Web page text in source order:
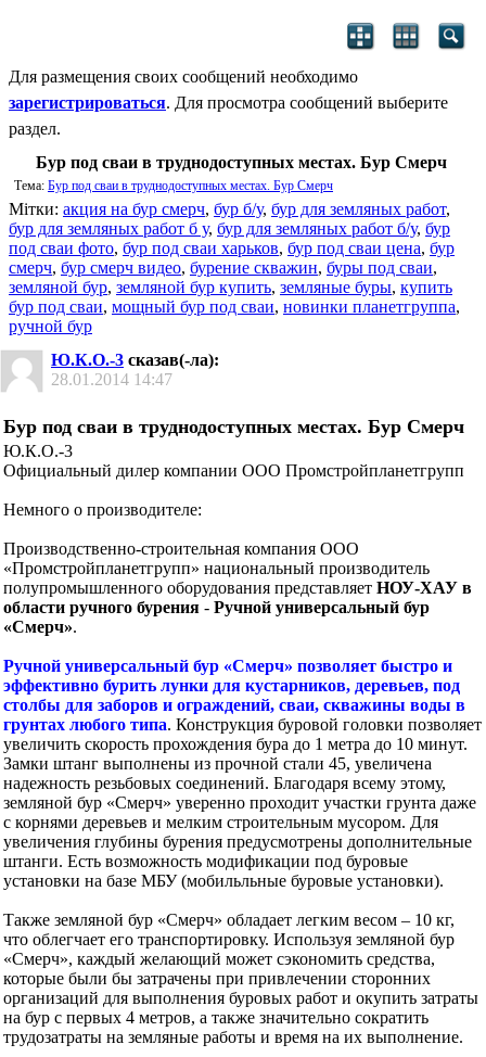
Для размещения своих сообщений необходимо
зарегистрироваться. Для просмотра сообщений выберите
раздел.
Бур под сваи в труднодоступных местах. Бур Смерч
Тема: Бур под сваи в труднодоступных местах. Бур Смерч
Мітки: акция на бур смерч, бур б/у, бур для земляных работ,
бур для земляных работ б у, бур для земляных работ б/у, бур
под сваи фото, бур под сваи харьков, бур под сваи цена, бур
смерч, бур смерч видео, бурение скважин, буры под сваи,
земляной бур, земляной бур купить, земляные буры, купить
бур под сваи, мощный бур под сваи, новинки планетгруппа,
ручной бур
Ю.К.О.-3 сказав(-ла):
28.01.2014 14:47
Бур под сваи в труднодоступных местах. Бур Смерч
Ю.К.О.-3
Официальный дилер компании ООО Промстройпланетгрупп
Немного о производителе:
Производственно-строительная компания ООО
«Промстройпланетгрупп» национальный производитель
полупромышленного оборудования представляет НОУ-ХАУ в
области ручного бурения - Ручной универсальный бур
«Смерч».
Ручной универсальный бур «Смерч» позволяет быстро и
эффективно бурить лунки для кустарников, деревьев, под
столбы для заборов и ограждений, сваи, скважины воды в
грунтах любого типа. Конструкция буровой головки позволяет
увеличить скорость прохождения бура до 1 метра до 10 минут.
Замки штанг выполнены из прочной стали 45, увеличена
надежность резьбовых соединений. Благодаря всему этому,
земляной бур «Смерч» уверенно проходит участки грунта даже
с корнями деревьев и мелким строительным мусором. Для
увеличения глубины бурения предусмотрены дополнительные
штанги. Есть возможность модификации под буровые
установки на базе МБУ (мобильльные буровые установки).
Также земляной бур «Смерч» обладает легким весом – 10 кг,
что облегчает его транспортировку. Используя земляной бур
«Смерч», каждый желающий может сэкономить средства,
которые были бы затрачены при привлечении сторонних
организаций для выполнения буровых работ и окупить затраты
на бур с первых 4 метров, а также значительно сократить
трудозатраты на земляные работы и время на их выполнение.